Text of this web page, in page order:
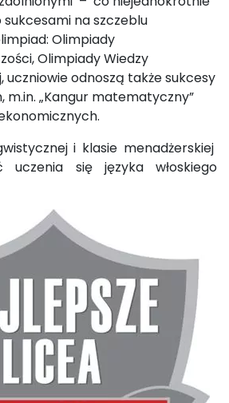
sukcesami na szczeblu
Olimpiady
Olimpiady Wiedzy
uczniowie odnoszą także sukcesy
m.in. „Kangur matematyczny”
i klasie menadżerskiej
uczenia się języka włoskiego